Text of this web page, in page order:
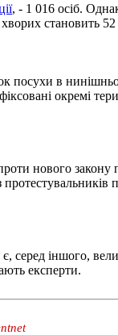
, - 1 016 осіб.
становить 52
посухи в
окремі
нового закону
іншого,
експерти.